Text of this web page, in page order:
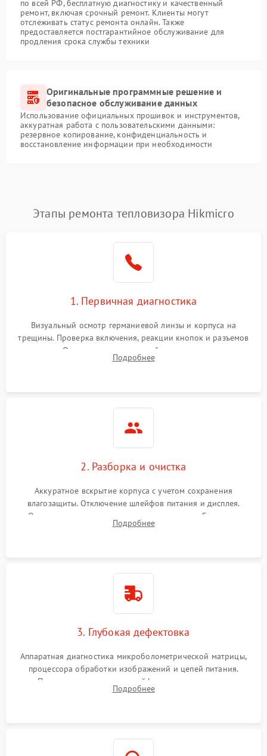
по всей РФ, бесплатную диагностику и качественный
ремонт, включая срочный ремонт. Клиенты могут
отслеживать статус ремонта онлайн. Также
предоставляется постгарантийное обслуживание для
продления срока службы техники
Оригинальные программные решение и
безопасное обслуживание данных
Использование официальных прошивок и инструментов,
аккуратная работа с пользовательскими данными:
резервное копирование, конфиденциальность и
восстановление информации при необходимости
Этапы ремонта тепловизора Hikmicro
1. Первичная диагностика
Визуальный осмотр германиевой линзы и корпуса на
трещины. Проверка включения, реакции кнопок и разъемов
зарядки. Оценка вывода тепловой сигнатуры на экран,
проверка базовых функций и считывание системных
Подробнее
2. Разборка и очистка
Аккуратное вскрытие корпуса с учетом сохранения
влагозащиты. Отключение шлейфов питания и дисплея.
Очистка внутренних плат от окислов и пыли. Бережная
обработка германиевого объектива специализированными
Подробнее
3. Глубокая дефектовка
Аппаратная диагностика микроболометрической матрицы,
процессора обработки изображений и цепей питания.
Проверка целостности шлейфов, модуля памяти и
интерфейсов связи. Выявление сгоревших SMD-компонентов
Подробнее